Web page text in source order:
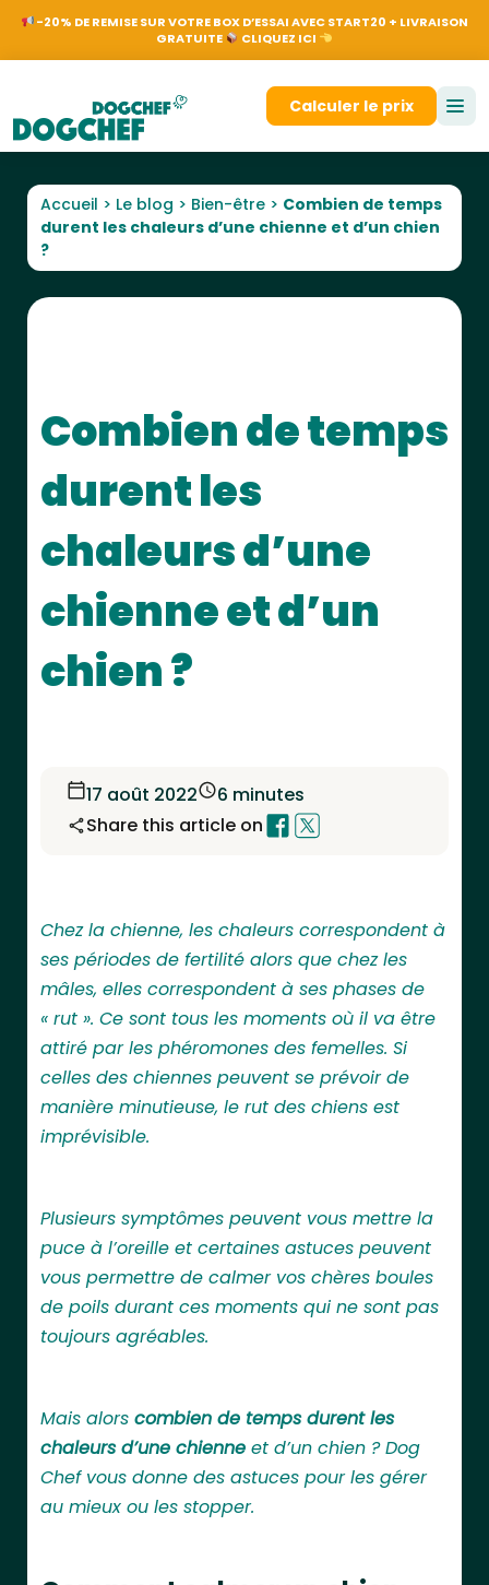
-20% DE REMISE SUR VOTRE BOX D’ESSAI AVEC START20 + LIVRAISON
GRATUITE
CLIQUEZ ICI
Calculer le prix
Se connecter
Accueil > Le blog > Bien-être > Combien de temps
durent les chaleurs d’une chienne et d’un chien
?
Combien de temps
durent les
chaleurs d’une
chienne et d’un
chien ?
17 août 2022
6 minutes
Share this article on
Chez la chienne, les chaleurs correspondent à
ses périodes de fertilité alors que chez les
mâles, elles correspondent à ses phases de
« rut ». Ce sont tous les moments où il va être
attiré par les phéromones des femelles. Si
celles des chiennes peuvent se prévoir de
manière minutieuse, le rut des chiens est
imprévisible.
Plusieurs symptômes peuvent vous mettre la
puce à l’oreille et certaines astuces peuvent
vous permettre de calmer vos chères boules
de poils durant ces moments qui ne sont pas
toujours agréables.
Mais alors combien de temps durent les
chaleurs d’une chienne et d’un chien ? Dog
Chef vous donne des astuces pour les gérer
au mieux ou les stopper.